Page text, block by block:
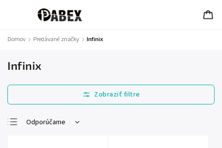
Domov / Predávané značky / Infinix
Infinix
Odporúčame